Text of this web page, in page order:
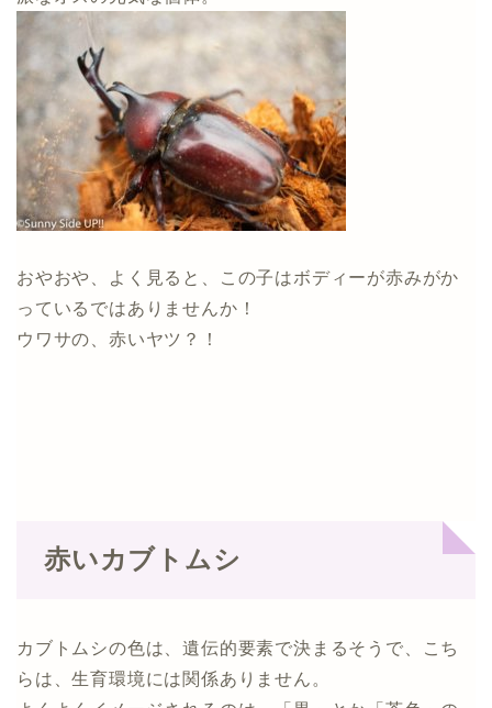
おやおや、よく見ると、この子はボディーが赤みがか
っているではありませんか！
ウワサの、赤いヤツ？！
赤いカブトムシ
カブトムシの色は、遺伝的要素で決まるそうで、こち
らは、生育環境には関係ありません。